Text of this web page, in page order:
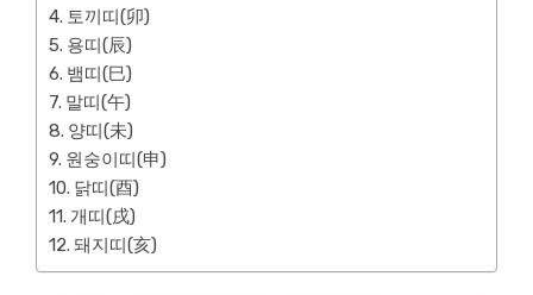
토끼띠(卯)
용띠(辰)
뱀띠(巳)
말띠(午)
양띠(未)
원숭이띠(申)
닭띠(酉)
개띠(戌)
돼지띠(亥)